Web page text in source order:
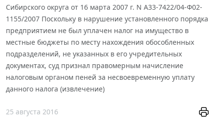
Сибирского округа от 16 марта 2007 г. N А33-7422/04-Ф02-
1155/2007 Поскольку в нарушение установленного порядка
предприятием не был уплачен налог на имущество в
местные бюджеты по месту нахождения обособленных
подразделений, не указанных в его учредительных
документах, суд признал правомерным начисление
налоговым органом пеней за несвоевременную уплату
данного налога (извлечение)
25 августа 2016